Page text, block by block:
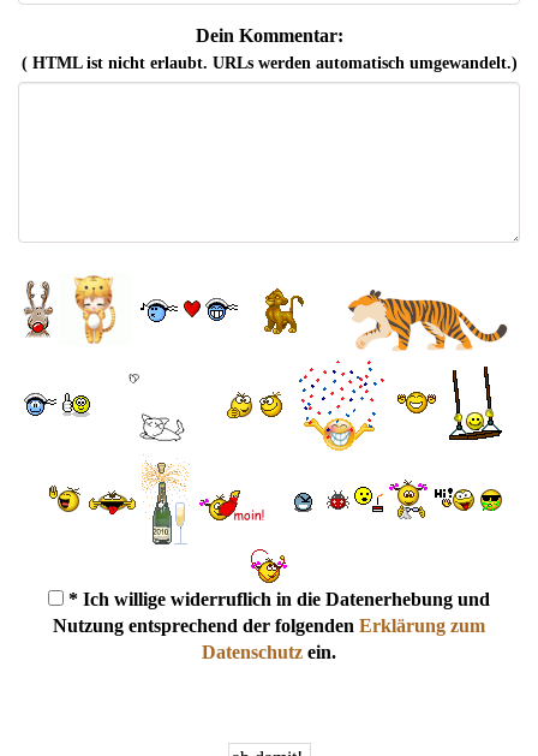
Dein Kommentar:
( HTML ist nichterlaubt. URLs werden automatisch umgewandelt.)
* Ich willige widerruflich in die Datenerhebung und
Nutzung entsprechend der folgenden Erklärung zum
Datenschutz ein.